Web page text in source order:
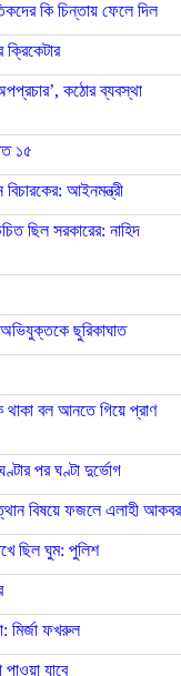
কি চিন্তায় ফেলে দিল
কঠোর ব্যবস্থা
১৫
আইনমন্ত্রী
ছিল সরকারের: নাহিদ
অভিযুক্তকে ছুরিকাঘাত
থাকা বল আনতে গিয়ে প্রাণ
পর ঘণ্টা দুর্ভোগ
বিষয়ে ফজলে এলাহী আকবর
ছিল ঘুম: পুলিশ
মির্জা ফখরুল
যাবে